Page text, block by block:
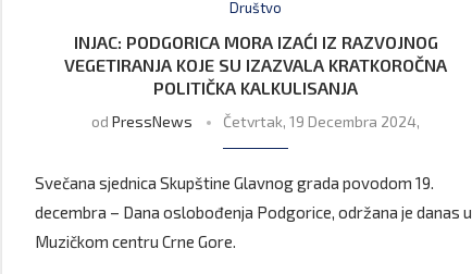
Društvo
INJAC: PODGORICA MORA IZAĆI IZ RAZVOJNOG
VEGETIRANJA KOJE SU IZAZVALA KRATKOROČNA
POLITIČKA KALKULISANJA
odPressNews Četvrtak, 19 Decembra 2024,
Svečana sjednica Skupštine Glavnog grada povodom 19.
decembra – Dana oslobođenja Podgorice, održana je danas u
Muzičkom centru Crne Gore.